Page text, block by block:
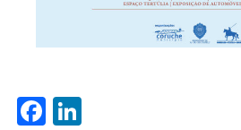
Facebook